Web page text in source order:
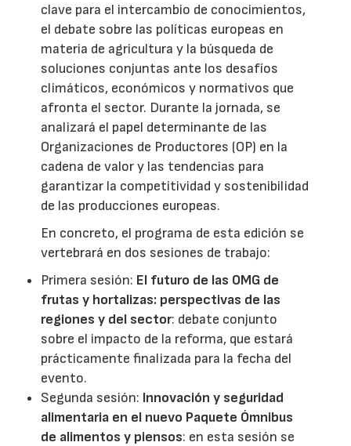
clave para el intercambio de conocimientos,
el debate sobre las políticas europeas en
materia de agricultura y la búsqueda de
soluciones conjuntas ante los desafíos
climáticos, económicos y normativos que
afronta el sector. Durante la jornada, se
analizará el papel determinante de las
Organizaciones de Productores (OP) en la
cadena de valor y las tendencias para
garantizar la competitividad y sostenibilidad
de las producciones europeas.
En concreto, el programa de esta edición se
vertebrará en dos sesiones de trabajo:
Primera sesión: El futuro de las OMG de
frutas y hortalizas: perspectivas de las
regiones y del sector: debate conjunto
sobre el impacto de la reforma, que estará
prácticamente finalizada para la fecha del
evento.
Segunda sesión: Innovación y seguridad
alimentaria en el nuevo Paquete Ómnibus
de alimentos y piensos: en esta sesión se